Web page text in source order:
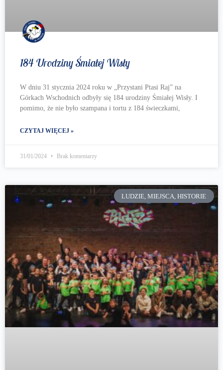
184 Urodziny Śmiałej Wisły
W dniu 31 stycznia 2024 roku w „Przystani Ptasi Raj” na
Górkach Wschodnich odbyły się 184 urodziny Śmiałej Wisły. I
pomimo, że nie było szampana i tortu z 184 świeczkami,
CZYTAJ WIĘCEJ »
31/01/2024 Brak komentarzy
LUDZIE, MIEJSCA, HISTORIE